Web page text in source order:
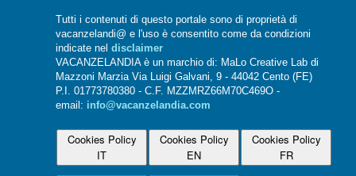
Tutti i contenuti di questo portale sono di proprietà di
vacanzelandi@ e l'uso è consentito come da condizioni
indicate nel disclaimer
VACANZELANDIA è un marchio di: MaLo Creative Lab di
Mazzoni Marzia Via Luigi Galvani, 9 - 44042 Cento (FE)
P.I. 01773780380 - C.F. MZZMRZ66M70C469O -
email: info@vacanzelandia.com
Cookies Policy
IT
Cookies Policy
EN
Cookies Policy
FR